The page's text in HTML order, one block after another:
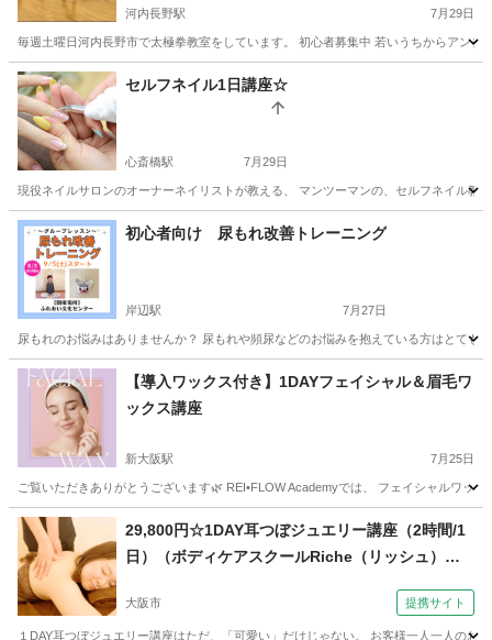
河内長野駅 7月29日
毎週土曜日河内長野市で太極拳教室をしています。 初心者募集中 若いうちからアン
大阪 河内長野市 河内長野駅 その他
セルフネイル1日講座☆
心斎橋駅 7月29日
現役ネイルサロンのオーナーネイリストが教える、 マンツーマンの、セルフネイル
大阪 大阪市 心斎橋駅 ネイル
初心者向け 尿もれ改善トレーニング
岸辺駅 7月27日
尿もれのお悩みはありませんか？ 尿もれや頻尿などのお悩みを抱えている方はとて
大阪 吹田市 岸辺駅 その他 骨盤底筋
【導入ワックス付き】1DAYフェイシャル＆眉毛ワ
ックス講座
新大阪駅 7月25日
ご覧いただきありがとうございます🌿 REI•FLOW Academyでは、 フェイシャルワッ
大阪 大阪市 新大阪駅 その他 眉毛
29,800円☆1DAY耳つぼジュエリー講座（2時間/1
日）（ボディケアスクールRiche（リッシュ）日
ジュエリー/マッサージ/ドライヘッドスパ】 大阪
校）
大阪市 提携サイト
１DAY耳つぼジュエリー講座はただ、「可愛い」だけじゃない。 お客様一人一人の